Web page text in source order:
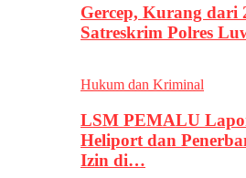
Gercep, Kurang dari
Satreskrim Polres
Hukum dan Kriminal
LSM PEMALU
Heliport dan
Izin di…